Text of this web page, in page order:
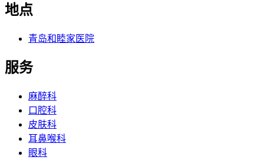
地点
青岛和睦家医院
服务
麻醉科
口腔科
皮肤科
耳鼻喉科
眼科